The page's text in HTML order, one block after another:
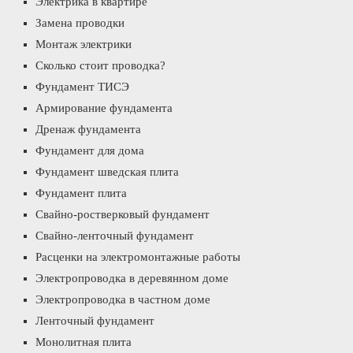
Замена проводки
Монтаж электрики
Сколько стоит проводка?
Фундамент ТИСЭ
Армирование фундамента
Дренаж фундамента
Фундамент для дома
Фундамент шведская плита
Фундамент плита
Свайно-ростверковый фундамент
Свайно-ленточный фундамент
Расценки на электромонтажные работы
Электропроводка в деревянном доме
Электропроводка в частном доме
Ленточный фундамент
Монолитная плита